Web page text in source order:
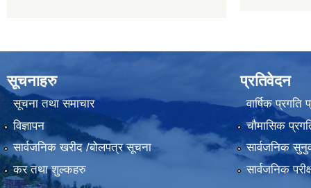
सूचनाहरु
सूचना तथा समाचार
विज्ञापन
सार्वजनिक खरीद /बोलपत्र सूचना
कर तथा शुल्कहरु
प्रतिवेदन
वार्षिक प्रगति
चौमासिक
सार्वजनिक
सार्वजनिक